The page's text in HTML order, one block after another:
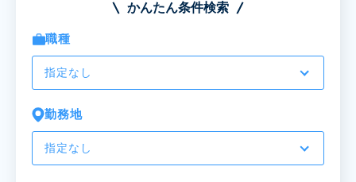
かんたん条件検索
職種
指定なし
勤務地
指定なし